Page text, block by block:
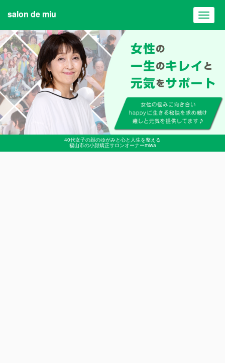
40代女子の顔のゆがみと心と人生を整える
福山市の小顔矯正サロンオーナーmiwa
salon de miu